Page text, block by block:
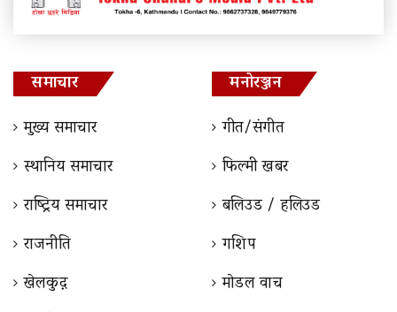
समाचार
मुख्य समाचार
स्थानिय समाचार
राष्ट्रिय समाचार
राजनीति
खेलकुद़़
मनोरञ्जन
गीत/संगीत
फिल्मी खबर
बलिउड / हलिउड
गशिप
माेडल वाच